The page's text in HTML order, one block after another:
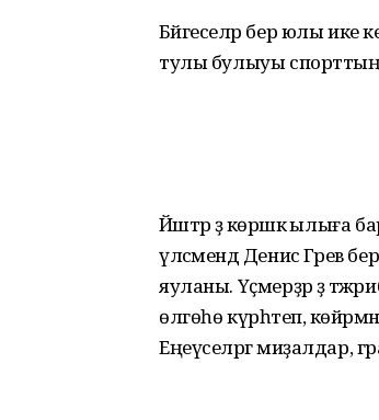
Бәйгеселәр бер юлы ике
тулы булыуы
Йәштәр ҙә көрәшкә ылыға
үлсәмендә Денис Гәрәев
яуланы. Үҫмерҙәр ҙә
өлгөһө күрһәтеп,
Еңеүселәргә миҙалдар,